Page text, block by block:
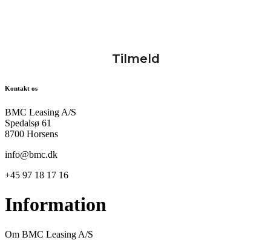
Kontakt os
BMC Leasing A/S
Spedalsø 61
8700 Horsens
info@bmc.dk
+45 97 18 17 16
Information
Om BMC Leasing A/S